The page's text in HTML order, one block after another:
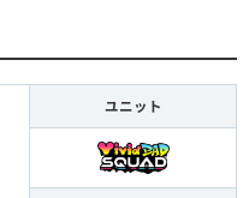
ユニット